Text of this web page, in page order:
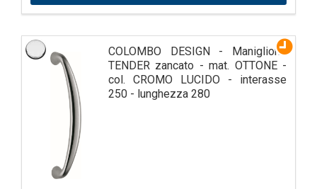
COLOMBO DESIGN - Maniglione
TENDER zancato - mat. OTTONE -
col. CROMO LUCIDO - interasse
250 - lunghezza 280